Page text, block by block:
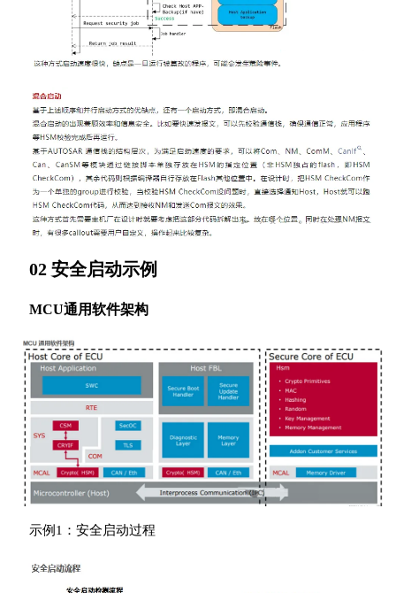
02 安全启动示例
MCU通用软件架构
示例1：安全启动过程